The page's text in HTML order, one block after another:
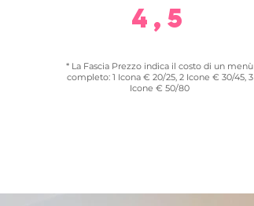
4,5
* La Fascia Prezzo indica il costo di un menù
completo: 1 Icona € 20/25, 2 Icone € 30/45, 3
Icone € 50/80